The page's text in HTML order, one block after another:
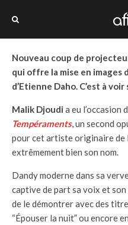
Nouveau coup de
qui offre la mise en images
d’Etienne Daho. C’est à voir
Malik Djoudi a eu l’occasion
Tempéraments, un second
pour cet artiste originaire
extrêmement bien son nom.
Dandy moderne dans sa
captive de part sa voix et son
de le démontrer avec des
“Épouser la nuit” ou encore